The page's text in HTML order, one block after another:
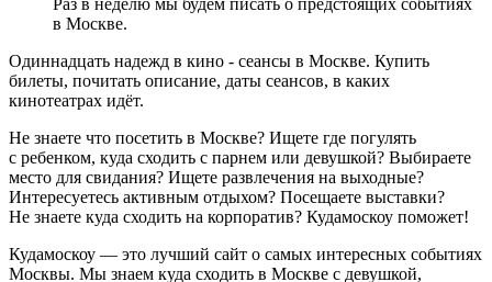
в Москве.
Одиннадцать надежд в кино - сеансы в Москве. Купить
билеты, почитать описание, даты сеансов, в каких
кинотеатрах идёт.
Не знаете что посетить в Москве? Ищете где погулять
с ребенком, куда сходить с парнем или девушкой? Выбираете
место для свидания? Ищете развлечения на выходные?
Интересуетесь активным отдыхом? Посещаете выставки?
Не знаете куда сходить на корпоратив? Кудамоскоу поможет!
Кудамоскоу — это лучший сайт о самых интересных событиях
Москвы. Мы знаем куда сходить в Москве с девушкой,